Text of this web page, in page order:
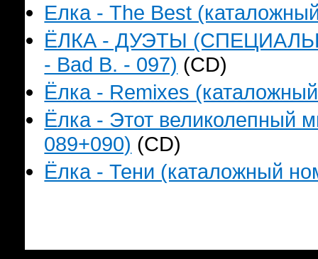
Елка - The Best
ЁЛКА - ДУЭТЫ
- Bad B. - 097) (CD)
Ёлка - Remixes
Ёлка - Этот великолепный
089+090) (CD)
Ёлка - Тени (каталожный